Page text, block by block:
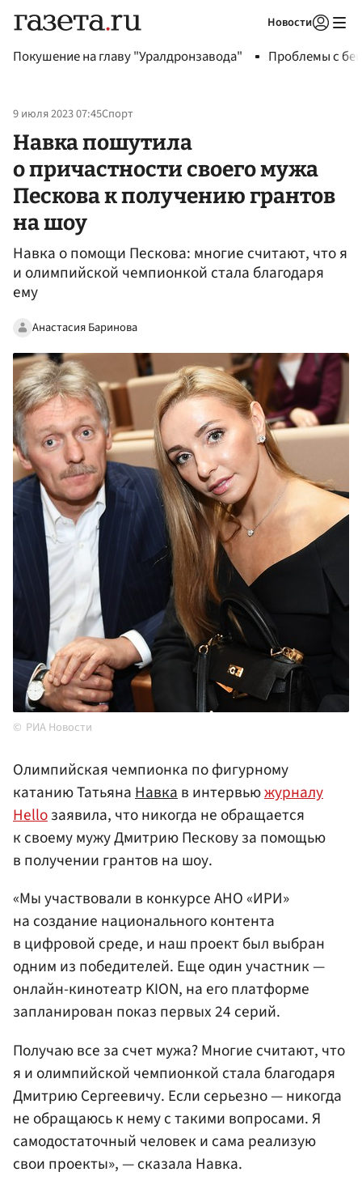
Новости
Покушение на главу "Уралдронзавода" Проблемы с
9 июля 2023 07:45Спорт
Навка пошутила
о причастности своего мужа
Пескова к получению грантов
на шоу
Навка о помощи Пескова: многие считают, что я
и олимпийской чемпионкой стала благодаря
ему
Анастасия Баринова
РИА Новости
Олимпийская чемпионка по фигурному
катанию ТатьянаНавкав интервьюжурналу
Helloзаявила, что никогда не обращается
к своему мужу Дмитрию Пескову за помощью
в получении грантов на шоу.
«Мы участвовали в конкурсе АНО «ИРИ»
на создание национального контента
в цифровой среде, и наш проект был выбран
одним из победителей. Еще один участник —
онлайн-кинотеатр KION, на его платформе
запланирован показ первых 24 серий.
Получаю все за счет мужа? Многие считают, что
я и олимпийской чемпионкой стала благодаря
Дмитрию Сергеевичу. Если серьезно — никогда
не обращаюсь к нему с такими вопросами. Я
самодостаточный человек и сама реализую
свои проекты», — сказала Навка.